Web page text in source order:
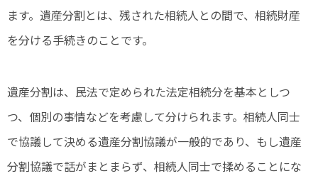
ます。遺産分割とは、残された相続人との間で、相続財産
を分ける手続きのことです。
遺産分割は、民法で定められた法定相続分を基本としつ
つ、個別の事情などを考慮して分けられます。相続人同士
で協議して決める遺産分割協議が一般的であり、もし遺産
分割協議で話がまとまらず、相続人同士で揉めることにな